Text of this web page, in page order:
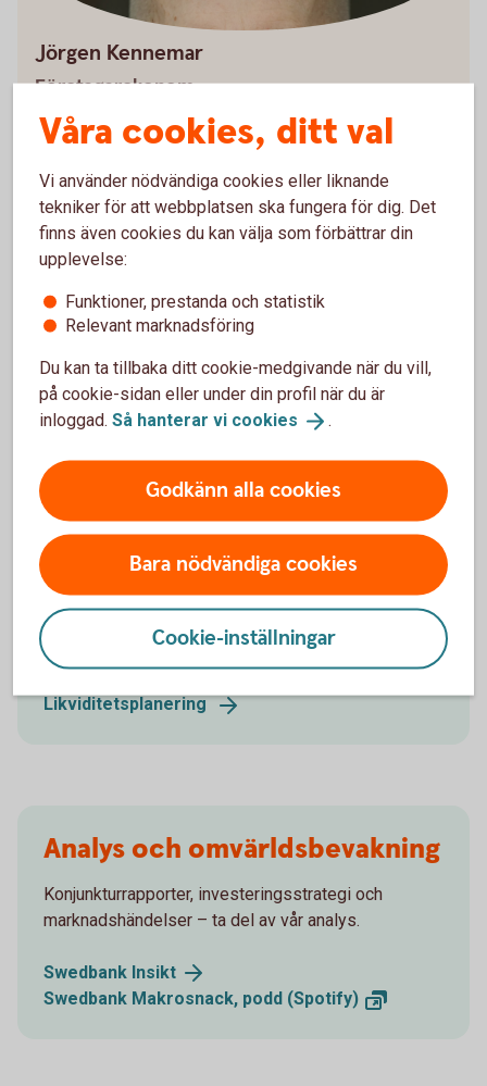
Jörgen Kennemar
Företagarekonom
Småföretagsbarometern
Småföretagsbarometern är Sveriges största
undersökning av småföretagarnas uppfattningar och
förväntningar om konjunkturen.
Småföretagsbarometern
Få kontroll över företagets
likvida medel
Effektiv likviditetsplanering kan på ett avgörande
sätt bidra till ditt företags lönsamhet och vi har flera
verktyg för olika behov.
Likviditetsplanering
Analys och omvärldsbevakning
Konjunkturrapporter, investeringsstrategi och
marknadshändelser – ta del av vår analys.
Swedbank Insikt
Swedbank Makrosnack, podd (Spotify)
Våra cookies, ditt val
Vi använder nödvändiga cookies eller liknande
tekniker för att webbplatsen ska fungera för dig. Det
finns även cookies du kan välja som förbättrar din
upplevelse:
Funktioner, prestanda och statistik
Relevant marknadsföring
Du kan ta tillbaka ditt cookie-medgivande när du vill,
på cookie-sidan eller under din profil när du är
inloggad. Så hanterar vi cookies .
Godkänn alla cookies
Bara nödvändiga cookies
Cookie-inställningar